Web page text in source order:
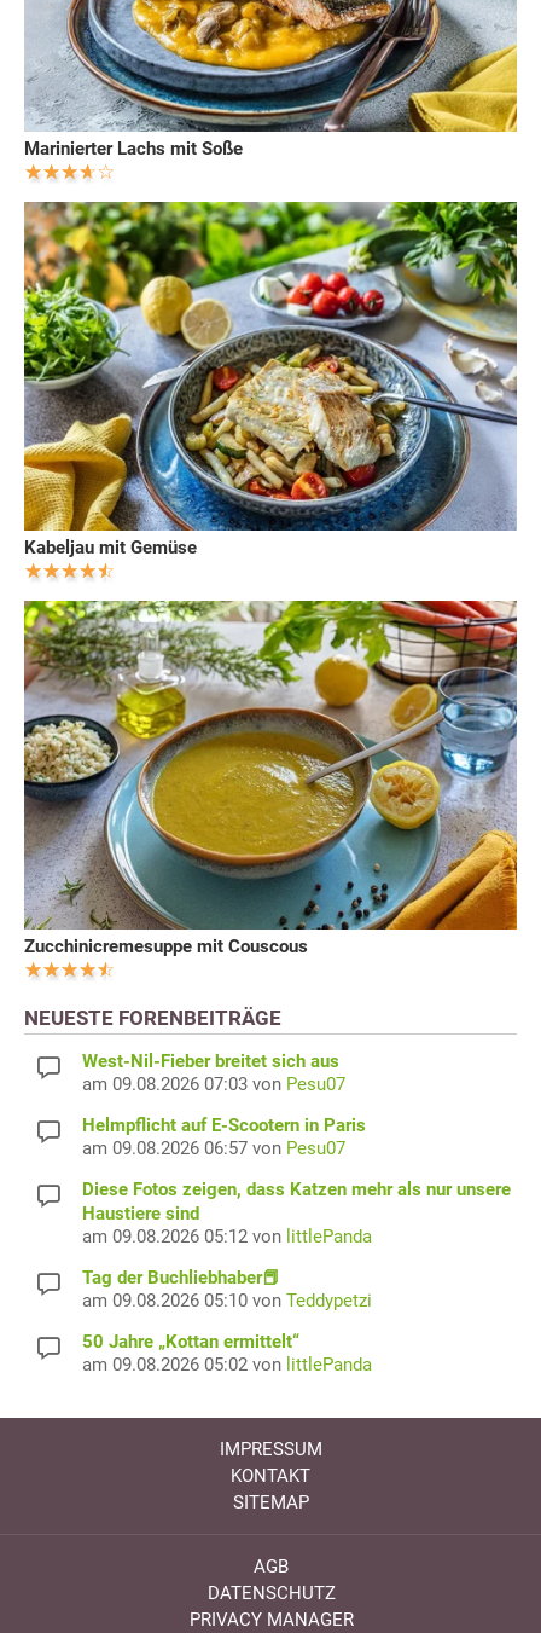
Marinierter Lachs mit Soße
Kabeljau mit Gemüse
Zucchinicremesuppe mit Couscous
NEUESTE FORENBEITRÄGE
West-Nil-Fieber breitet sich aus
am 09.08.2026 07:03 von Pesu07
Helmpflicht auf E-Scootern in Paris
am 09.08.2026 06:57 von Pesu07
Diese Fotos zeigen, dass Katzen mehr als nur unsere
Haustiere sind
am 09.08.2026 05:12 von littlePanda
Tag der Buchliebhaber📕
am 09.08.2026 05:10 von Teddypetzi
50 Jahre „Kottan ermittelt“
am 09.08.2026 05:02 von littlePanda
IMPRESSUM
KONTAKT
SITEMAP
AGB
DATENSCHUTZ
PRIVACY MANAGER